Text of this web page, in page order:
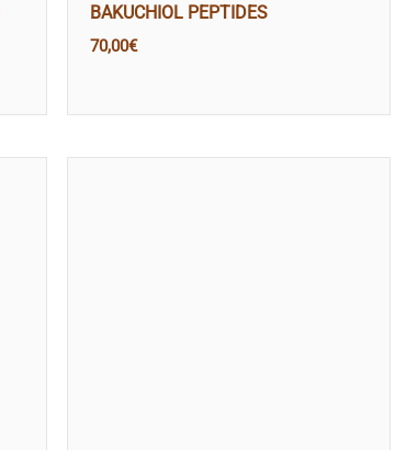
BAKUCHIOL PEPTIDES
70,00€